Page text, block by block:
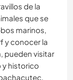
de la
que se
marinos,
y conocer la
pueden visitar
historico